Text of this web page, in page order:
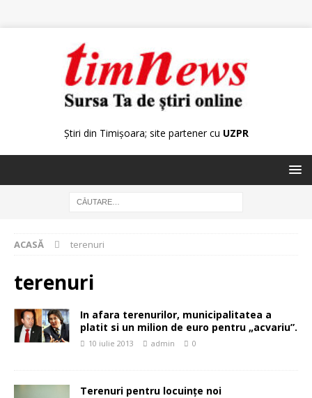
Știri din Timișoara; site partener cu UZPR
ACASĂ terenuri
terenuri
In afara terenurilor, municipalitatea a
platit si un milion de euro pentru „acvariu”.
10 iulie 2013 admin 0
Terenuri pentru locuinţe noi